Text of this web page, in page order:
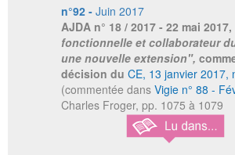
n°92 - Juin 2017
AJDA n° 18 / 2017 - 22 mai 2017,
fonctionnelle et collaborateur
une nouvelle extension",
décision du CE, 13 janvier 2017,
(commentée dans Vigie n° 88 -
Charles Froger, pp. 1075 à 1079